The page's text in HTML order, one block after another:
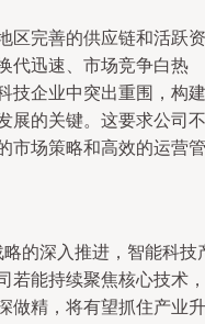
区完善的供应链和活跃资
代迅速、市场竞争白热
技企业中突出重围，构建
展的关键。这要求公司不
市场策略和高效的运营管
略的深入推进，智能科技
若能持续聚焦核心技术，
做精，将有望抓住产业升